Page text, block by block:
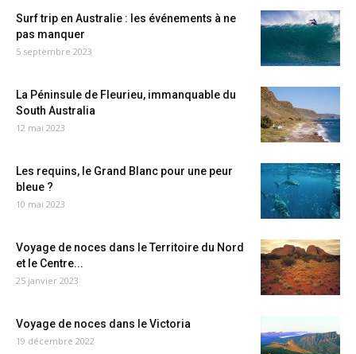
Surf trip en Australie : les événements à ne
pas manquer
5 septembre 2023
La Péninsule de Fleurieu, immanquable du
South Australia
12 mai 2023
Les requins, le Grand Blanc pour une peur
bleue ?
10 mai 2023
Voyage de noces dans le Territoire du Nord
et le Centre...
25 janvier 2023
Voyage de noces dans le Victoria
19 décembre 2022